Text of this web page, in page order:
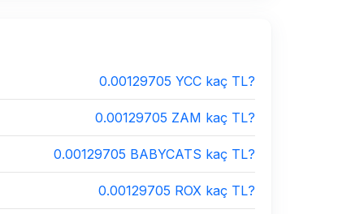
0.00129705 YCC kaç TL?
0.00129705 ZAM kaç TL?
0.00129705 BABYCATS kaç TL?
0.00129705 ROX kaç TL?